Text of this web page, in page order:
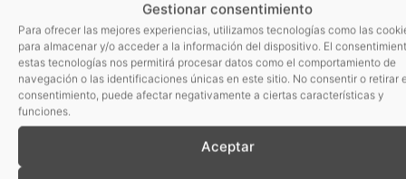
Gestionar consentimiento
Para ofrecer las mejores experiencias, utilizamos tecnologías como las
para almacenar y/o acceder a la información del dispositivo. El
estas tecnologías nos permitirá procesar datos como el comportamiento de
navegación o las identificaciones únicas en este sitio. No consentir o retirar
consentimiento, puede afectar negativamente a ciertas características y
funciones.
Aceptar
general
y para
los
operadores
en
En este